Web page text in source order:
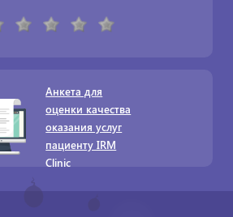
Анкета для
оценки качества
оказания услуг
пациенту IRM
Clinic